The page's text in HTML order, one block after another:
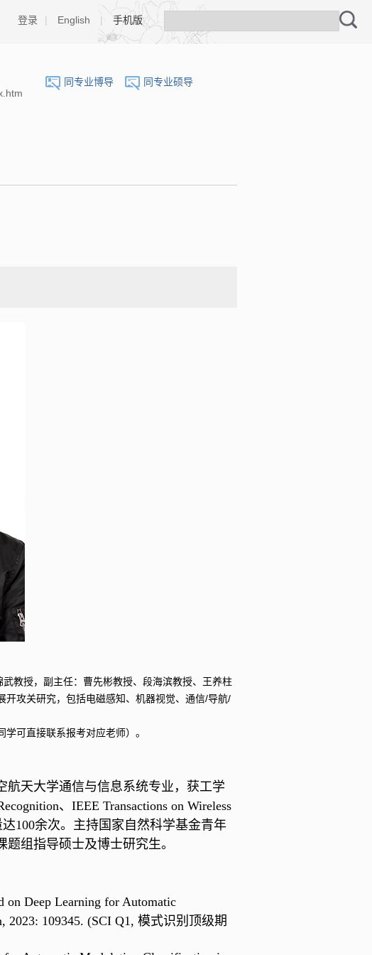
登录 | English | 手机版
同专业博导 同专业硕导
教授，副主任：曹先彬教授、段海滨教授、王养柱
攻关研究，包括电磁感知、机器视觉、通信/导航/
可直接联系报考对应老师）。
航天大学通信与信息系统专业，获工学
、 IEEE Transactions on Wireless
达100余次。主持国家自然科学基金青年
组指导硕士及博士研究生。
on Deep Learning for Automatic
2023: 109345. (SCI Q1, 模式识别顶级期